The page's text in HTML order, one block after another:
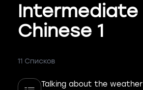
Intermediate
Chinese 1
11 Списков
Talking about the weather